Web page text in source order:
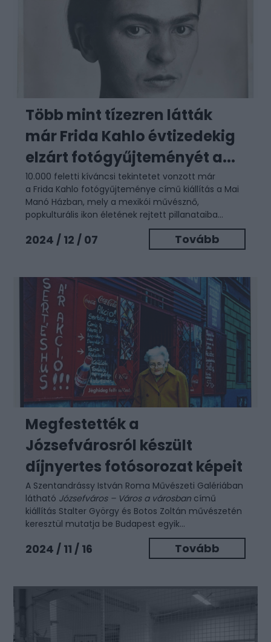
Több mint tízezren látták
már Frida Kahlo évtizedekig
elzárt fotógyűjteményét a...
10.000 feletti kíváncsi tekintetet vonzott már
a Frida Kahlo fotógyűjteménye című kiállítás a Mai
Manó Házban, mely a mexikói művésznő,
popkulturális ikon életének rejtett pillanataiba...
2024 / 12 / 07 Tovább
Megfestették a
Józsefvárosról készült
díjnyertes fotósorozat képeit
A Szentandrássy István Roma Művészeti Galériában
látható Józsefváros – Város a városban című
kiállítás Stalter György és Botos Zoltán művészetén
keresztül mutatja be Budapest egyik...
2024 / 11 / 16 Tovább